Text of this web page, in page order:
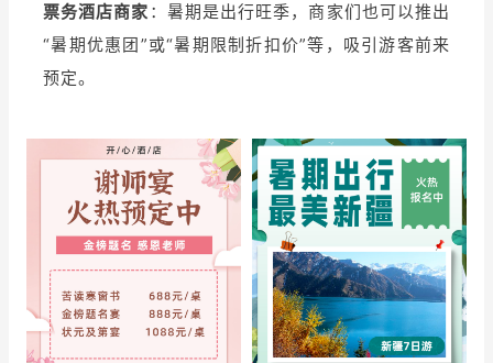
票务酒店商家 ：暑期是出行旺季，商家们也可以推出
“暑期优惠团”或“暑期限制折扣价”等，吸引游客前来
预定。